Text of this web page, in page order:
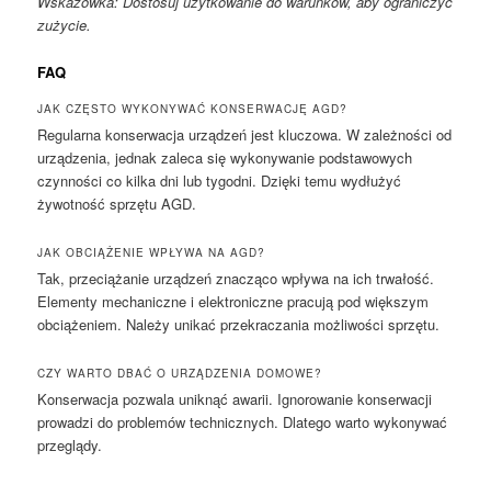
zużycie.
FAQ
JAK CZĘSTO WYKONYWAĆ KONSERWACJĘ AGD?
Regularna konserwacja urządzeń jest kluczowa. W zależności od
urządzenia, jednak zaleca się wykonywanie podstawowych
czynności co kilka dni lub tygodni. Dzięki temu wydłużyć
żywotność sprzętu AGD.
JAK OBCIĄŻENIE WPŁYWA NA AGD?
Tak, przeciążanie urządzeń znacząco wpływa na ich trwałość.
Elementy mechaniczne i elektroniczne pracują pod większym
obciążeniem. Należy unikać przekraczania możliwości sprzętu.
CZY WARTO DBAĆ O URZĄDZENIA DOMOWE?
Konserwacja pozwala uniknąć awarii. Ignorowanie konserwacji
prowadzi do problemów technicznych. Dlatego warto wykonywać
przeglądy.